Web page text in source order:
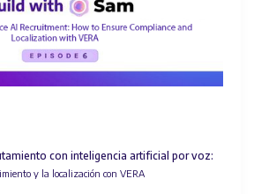
con inteligencia artificial por voz:
y la localización con VERA